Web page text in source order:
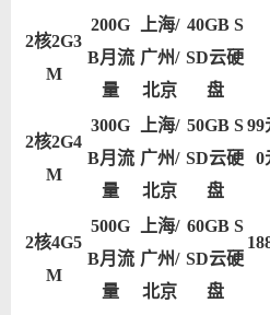
2核2G3
M
200G
B月流
量
上海/
广州/
北京
40GB S
SD云硬
盘
2核2G4
M
300G
B月流
量
上海/
广州/
北京
50GB S
SD云硬
盘
99
0
2核4G5
M
500G
B月流
量
上海/
广州/
北京
60GB S
SD云硬
盘